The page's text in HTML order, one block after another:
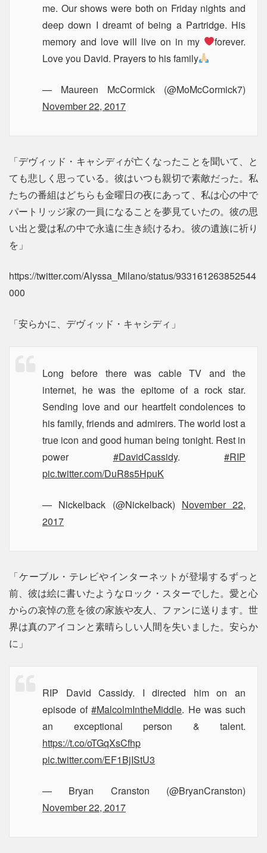
me. Our shows were both on Friday nights and
deep down I dreamt of being a Partridge. His
memory and love will live on in my
forever.
Love you David. Prayers to his family
— Maureen McCormick (@MoMcCormick7)
November 22, 2017
「デヴィッド・キャシディが亡くなったことを聞いて、と
ても悲しく思っている。彼はいつも親切で素敵だった。私
たちの番組はどちらも金曜日の夜にあって、私は心の中で
パートリッジ家の一員になることを夢見ていたの。彼の思
い出と愛は私の中で永遠に生き続けるわ。彼の遺族に祈り
を」
https://twitter.com/Alyssa_Milano/status/933161263852544
000
「安らかに、デヴィッド・キャシディ」
Long before there was cable TV and the
internet, he was the epitome of a rock star.
Sending love and our heartfelt condolences to
his family, friends and admirers. The world lost a
true icon and good human being tonight. Rest in
power #DavidCassidy. #RIP
pic.twitter.com/DuR8s5HpuK
— Nickelback (@Nickelback) November 22,
2017
「ケーブル・テレビやインターネットが登場するずっと
前、彼は絵に書いたようなロック・スターでした。愛と心
からの哀悼の意を彼の家族や友人、ファンに送ります。世
界は真のアイコンと素晴らしい人間を失いました。安らか
に」
RIP David Cassidy. I directed him on an
episode of#MalcolmIntheMiddle. He was such
an exceptional person & talent.
https://t.co/oTGqXsCfhp
pic.twitter.com/EF1BjIStU3
— Bryan Cranston (@BryanCranston)
November 22, 2017